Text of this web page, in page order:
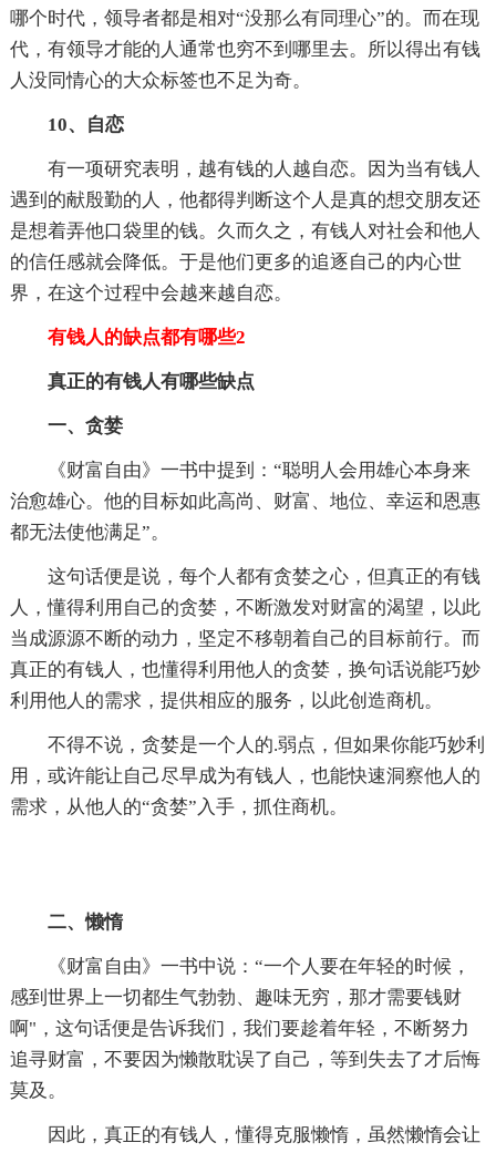
哪个时代，领导者都是相对“没那么有同理心”的。而在现
代，有领导才能的人通常也穷不到哪里去。所以得出有钱
人没同情心的大众标签也不足为奇。
10、自恋
有一项研究表明，越有钱的人越自恋。因为当有钱人
遇到的献殷勤的人，他都得判断这个人是真的想交朋友还
是想着弄他口袋里的钱。久而久之，有钱人对社会和他人
的信任感就会降低。于是他们更多的追逐自己的内心世
界，在这个过程中会越来越自恋。
有钱人的缺点都有哪些2
真正的有钱人有哪些缺点
一、贪婪
《财富自由》一书中提到：“聪明人会用雄心本身来
治愈雄心。他的目标如此高尚、财富、地位、幸运和恩惠
都无法使他满足”。
这句话便是说，每个人都有贪婪之心，但真正的有钱
人，懂得利用自己的贪婪，不断激发对财富的渴望，以此
当成源源不断的动力，坚定不移朝着自己的目标前行。而
真正的有钱人，也懂得利用他人的贪婪，换句话说能巧妙
利用他人的需求，提供相应的服务，以此创造商机。
不得不说，贪婪是一个人的.弱点，但如果你能巧妙利
用，或许能让自己尽早成为有钱人，也能快速洞察他人的
需求，从他人的“贪婪”入手，抓住商机。
二、懒惰
《财富自由》一书中说：“一个人要在年轻的时候，
感到世界上一切都生气勃勃、趣味无穷，那才需要钱财
啊"，这句话便是告诉我们，我们要趁着年轻，不断努力
追寻财富，不要因为懒散耽误了自己，等到失去了才后悔
莫及。
因此，真正的有钱人，懂得克服懒惰，虽然懒惰会让